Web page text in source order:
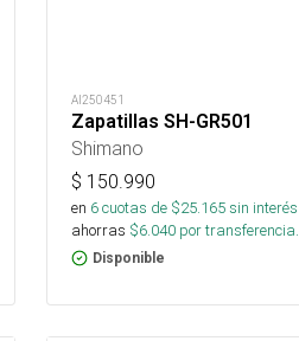
AI250451
Zapatillas SH-GR501
Shimano
$ 150.990
en 6cuotas de $25.165sin interés
ahorras $6.040 por transferencia.
Disponible